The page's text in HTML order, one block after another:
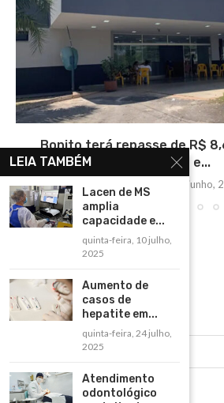
Bonito terá repasse de R$
custeio e...
segunda-feira, 1 junho,
LEIA TAMBÉM
Lacen de MS
amplia
capacidade e...
quinta-feira, 10 julho,
2025
Aumento de
casos de
hepatite em...
quinta-feira, 24 julho,
2025
Atendimento
odontológico